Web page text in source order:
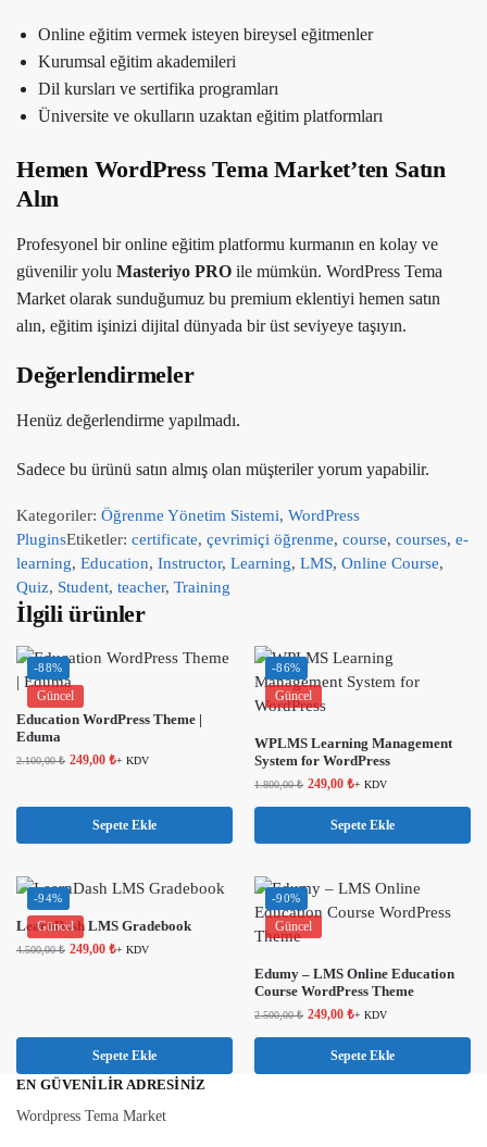
Online eğitim vermek isteyen bireysel eğitmenler
Kurumsal eğitim akademileri
Dil kursları ve sertifika programları
Üniversite ve okulların uzaktan eğitim platformları
Hemen WordPress Tema Market’ten Satın
Alın
Profesyonel bir online eğitim platformu kurmanın en kolay ve
güvenilir yolu Masteriyo PRO ile mümkün. WordPress Tema
Market olarak sunduğumuz bu premium eklentiyi hemen satın
alın, eğitim işinizi dijital dünyada bir üst seviyeye taşıyın.
Değerlendirmeler
Henüz değerlendirme yapılmadı.
Sadece bu ürünü satın almış olan müşteriler yorum yapabilir.
Kategoriler: Öğrenme Yönetim Sistemi, WordPress
PluginsEtiketler: certificate, çevrimiçi öğrenme, course, courses, e-
learning, Education, Instructor, Learning, LMS, Online Course,
Quiz, Student, teacher, Training
İlgili ürünler
-88%
Güncel
Education WordPress Theme |
Eduma
2.100,00₺ 249,00 ₺+ KDV
Sepete Ekle
-86%
Güncel
WPLMS Learning Management
System for WordPress
1.800,00₺ 249,00 ₺+ KDV
Sepete Ekle
-94%
Güncel
LearnDash LMS Gradebook
4.500,00₺ 249,00 ₺+ KDV
Sepete Ekle
-90%
Güncel
Edumy – LMS Online Education
Course WordPress Theme
2.500,00₺ 249,00 ₺+ KDV
Sepete Ekle
EN GÜVENILIR ADRESINIZ
Wordpress Tema Market